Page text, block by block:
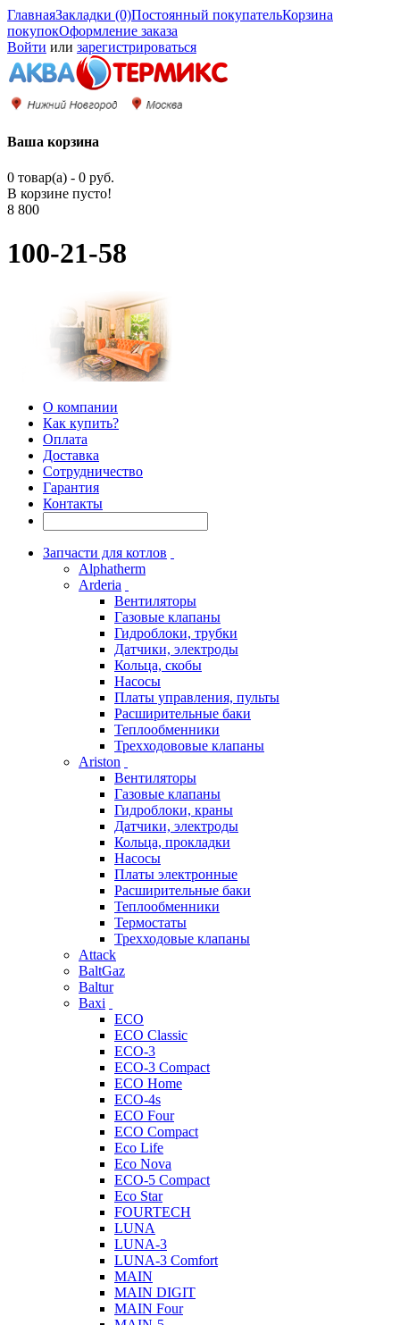
ГлавнаяЗакладки (0)Постоянный покупательКорзина
покупокОформление заказа
Войти или зарегистрироваться
Ваша корзина
0 товар(а) - 0 руб.
В корзине пусто!
8 800
100-21-58
О компании
Как купить?
Оплата
Доставка
Сотрудничество
Гарантия
Контакты
Запчасти для котлов
Alphatherm
Arderia
Вентиляторы
Газовые клапаны
Гидроблоки, трубки
Датчики, электроды
Кольца, скобы
Насосы
Платы управления, пульты
Расширительные баки
Теплообменники
Трехходововые клапаны
Ariston
Вентиляторы
Газовые клапаны
Гидроблоки, краны
Датчики, электроды
Кольца, прокладки
Насосы
Платы электронные
Расширительные баки
Теплообменники
Термостаты
Трехходовые клапаны
Attack
BaltGaz
Baltur
Baxi
ECO
ECO Classic
ECO-3
ECO-3 Compact
ECO Home
ECO-4s
ECO Four
ECO Compact
Eco Life
Eco Nova
ECO-5 Compact
Eco Star
FOURTECH
LUNA
LUNA-3
LUNA-3 Comfort
MAIN
MAIN DIGIT
MAIN Four